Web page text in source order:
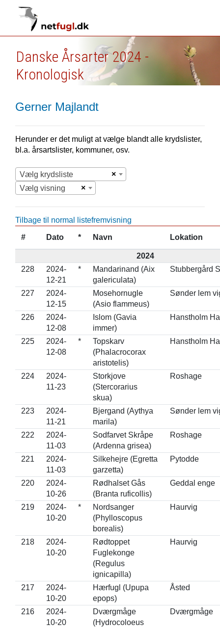
Danske Årsarter 2024 -
Kronologisk
Gerner Majlandt
Herunder er det muligt at vælge blandt alle krydslister,
bl.a. årsartslister, kommuner, osv.
×
Vælg krydsliste
×
Vælg visning
Tilbage til normal listefremvisning
# Dato * Navn Lokation
2024
228
2024-
12-21
*
Mandarinand (Aix
galericulata)
Stubbergård
227
2024-
12-15
Mosehornugle
(Asio flammeus)
Sønder lem
226
2024-
12-08
Islom (Gavia
immer)
Hanstholm
225
2024-
12-08
*
Topskarv
(Phalacrocorax
aristotelis)
Hanstholm
224
2024-
11-23
Storkjove
(Stercorarius
skua)
Roshage
223
2024-
11-21
Bjergand (Aythya
marila)
Sønder lem
222
2024-
11-03
Sodfarvet Skråpe
(Ardenna grisea)
Roshage
221
2024-
11-03
Silkehejre (Egretta
garzetta)
Pytodde
220
2024-
10-26
Rødhalset Gås
(Branta ruficollis)
Geddal enge
219
2024-
10-20
*
Nordsanger
(Phylloscopus
borealis)
Haurvig
218
2024-
10-20
Rødtoppet
Fuglekonge
(Regulus
ignicapilla)
Haurvig
217
2024-
10-20
Hærfugl (Upupa
epops)
Åsted
216
2024-
10-20
Dværgmåge
(Hydrocoloeus
Dværgmåge